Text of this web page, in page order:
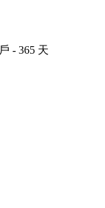
- 365 天